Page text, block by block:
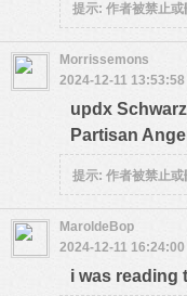
提示: 作者被禁止
Morrissemons
2024-12-11 13:53:58
updx
Partisan
提示: 作者被禁止
MaroldeBop
2024-12-11 16:24:00
i was reading